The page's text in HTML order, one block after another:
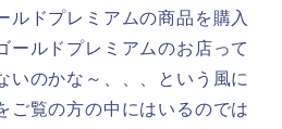
ルドプレミアムの商品を購入
ールドプレミアムのお店って
いのかな～、、、という風に
ご覧の方の中にはいるのでは